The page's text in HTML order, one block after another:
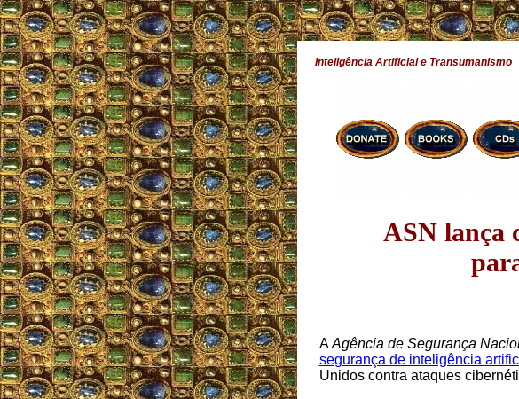
Inteligência Artificial e Transumanismo
ASN lança
AAgência de Segurança
segurança de inteligência
Unidos contra ataques